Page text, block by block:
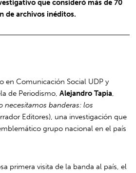
que consideró más de 70
de archivos inéditos.
en Comunicación Social UDP y
de Periodismo,Alejandro Tapia
necesitamos banderas: los
Editores), una investigación que
grupo nacional en el país
primera visita de la banda al país, el